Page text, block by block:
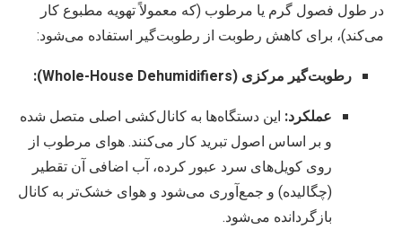
در طول فصول گرم یا مرطوب (که معمولاً تهویه مطبوع کار
می‌کند)، برای کاهش رطوبت از رطوبت‌گیر استفاده می‌شود:
رطوبت‌گیر مرکزی (Whole-House Dehumidifiers):
عملکرد: این دستگاه‌ها به کانال‌کشی اصلی متصل شده
و بر اساس اصول تبرید کار می‌کنند. هوای مرطوب از
روی کویل‌های سرد عبور کرده، آب اضافی آن تقطیر
(چگالیده) و جمع‌آوری می‌شود و هوای خشک‌تر به کانال
بازگردانده می‌شود.